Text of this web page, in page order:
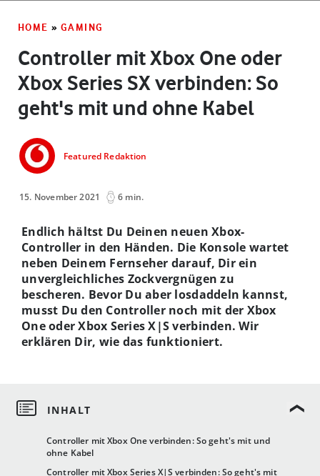
HOME » GAMING
Controller mit Xbox One oder
Xbox Series S­X verbinden: So
geht's mit und ohne Kabel
Featured Redaktion
15. November 2021 6 min.
Controller mit Xbox One verbinden: So geht's mit und
ohne Kabel
Controller mit Xbox Series X|S verbinden: So geht's mit
Endlich hältst Du Deinen neuen Xbox-
Controller in den Händen. Die Konsole wartet
neben Deinem Fernseher darauf, Dir ein
unvergleichliches Zockvergnügen zu
bescheren. Bevor Du aber losdaddeln kannst,
musst Du den Controller noch mit der Xbox
One oder Xbox Series X|S verbinden. Wir
erklären Dir, wie das funktioniert.